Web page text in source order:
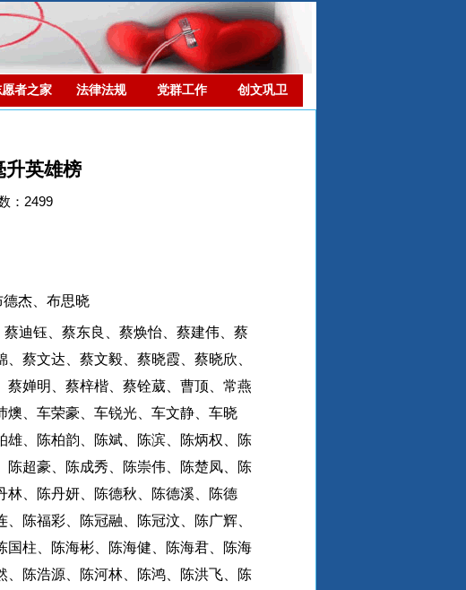
者之家 法律法规 党群工作 创文巩卫
英雄榜
：2499
杰、布思晓
迪钰、蔡东良、蔡焕怡、蔡建伟、蔡
蔡文达、蔡文毅、蔡晓霞、蔡晓欣、
婵明、蔡梓楷、蔡铨葳、曹顶、常燕
燠、车荣豪、车锐光、车文静、车晓
、陈柏韵、陈斌、陈滨、陈炳权、陈
超豪、陈成秀、陈崇伟、陈楚凤、陈
林、陈丹妍、陈德秋、陈德溪、陈德
陈福彩、陈冠融、陈冠汶、陈广辉、
国柱、陈海彬、陈海健、陈海君、陈海
、陈浩源、陈河林、陈鸿、陈洪飞、陈